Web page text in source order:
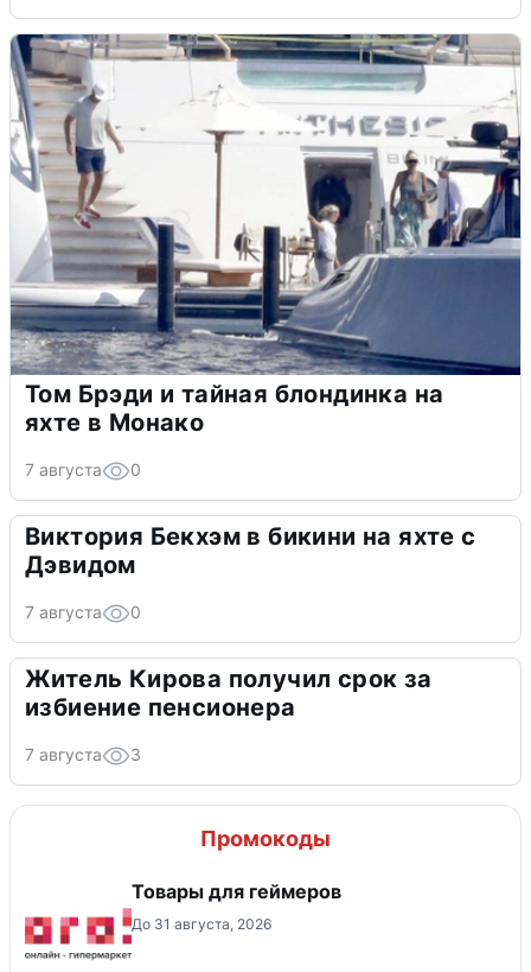
Том Брэди и тайная блондинка на
яхте в Монако
7 августа 0
Виктория Бекхэм в бикини на яхте с
Дэвидом
7 августа 0
Житель Кирова получил срок за
избиение пенсионера
7 августа 3
Промокоды
Товары для геймеров
До 31 августа, 2026